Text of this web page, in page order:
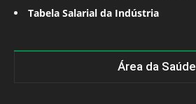
Tabela Salarial da Indústria
Área da Saúde